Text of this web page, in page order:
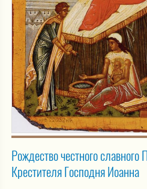
Рождество честного
Крестителя Господня Иоанна